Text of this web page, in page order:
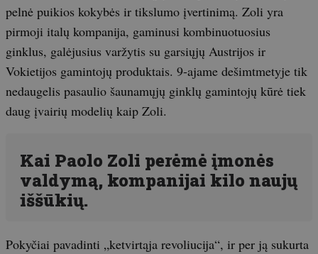
pelnė puikios kokybės ir tikslumo įvertinimą. Zoli yra
pirmoji italų kompanija, gaminusi kombinuotuosius
ginklus, galėjusius varžytis su garsiųjų Austrijos ir
Vokietijos gamintojų produktais. 9-ajame dešimtmetyje tik
nedaugelis pasaulio šaunamųjų ginklų gamintojų kūrė tiek
daug įvairių modelių kaip Zoli.
Kai Paolo Zoli perėmė įmonės
valdymą, kompanijai kilo naujų
iššūkių.
Pokyčiai pavadinti „ketvirtąja revoliucija“, ir per ją sukurta